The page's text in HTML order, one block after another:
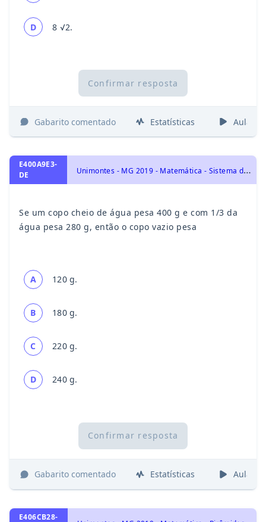
D 8 √2.
Confirmar resposta
Gabarito comentado Estatísticas Aulas
E400A9E3-
DE
U
nimontes - MG 2019 - Matemática - Sistema de Unidade de Medidas, Aritmética e Problemas, Razão, Proporção e Números Proporcionais
Se um copo cheio de água pesa 400 g e com 1/3 da
água pesa 280 g, então o copo vazio pesa
A 120 g.
B 180 g.
C 220 g.
D 240 g.
Confirmar resposta
Gabarito comentado Estatísticas Aulas
E406CB28-